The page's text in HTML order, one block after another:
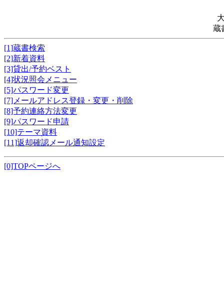
蔵
[1]蔵書検索
[2]新着資料
[3]貸出/予約ベスト
[4]状況照会メニュー
[5]パスワード変更
[7]メールアドレス登録・変更・削除
[8]予約連絡方法変更
[9]パスワード申請
[10]テーマ資料
[11]返却確認メール通知設定
[0]TOPページへ